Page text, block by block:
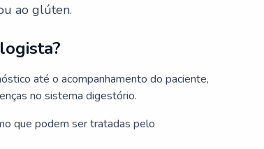
ao glúten.
até o acompanhamento do paciente,
no sistema digestório.
que podem ser tratadas pelo